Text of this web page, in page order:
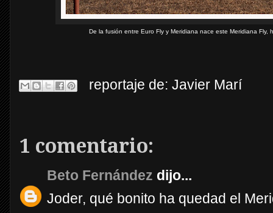
De la fusión entre Euro Fly y Meridiana nace este Meridiana
reportaje de: Javier Marí
1 comentario:
Beto Fernández dijo...
Joder, qué bonito ha quedad el